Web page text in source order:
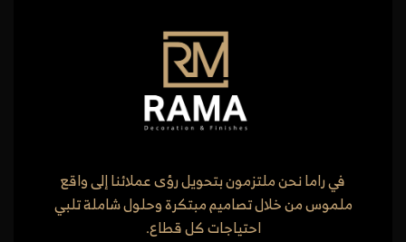
في راما نحن ملتزمون بتحويل رؤى عملائنا إلى واقع
ملموس من خلال تصاميم مبتكرة وحلول شاملة تلبي
احتياجات كل قطاع.